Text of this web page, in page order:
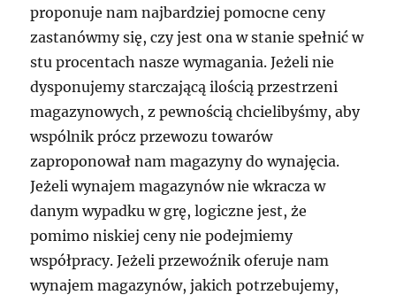
proponuje nam najbardziej pomocne ceny
zastanówmy się, czy jest ona w stanie spełnić w
stu procentach nasze wymagania. Jeżeli nie
dysponujemy starczającą ilością przestrzeni
magazynowych, z pewnością chcielibyśmy, aby
wspólnik prócz przewozu towarów
zaproponował nam magazyny do wynajęcia.
Jeżeli wynajem magazynów nie wkracza w
danym wypadku w grę, logiczne jest, że
pomimo niskiej ceny nie podejmiemy
współpracy. Jeżeli przewoźnik oferuje nam
wynajem magazynów, jakich potrzebujemy,